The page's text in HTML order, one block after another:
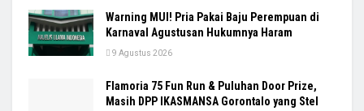
Warning MUI! Pria Pakai Baju Perempuan di
Karnaval Agustusan Hukumnya Haram
9 Agustus 2026
Flamoria 75 Fun Run & Puluhan Door Prize,
Masih DPP IKASMANSA Gorontalo yang Stel